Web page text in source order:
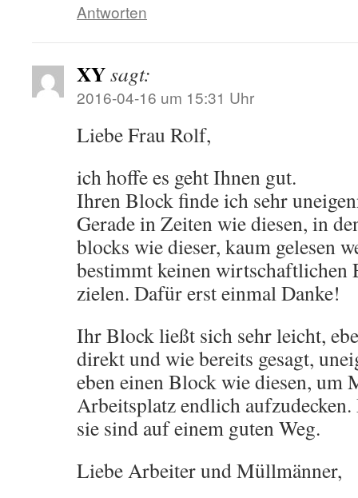
Antworten
XYsagt:
2016-04-16 um 15:31 Uhr
Liebe Frau Rolf,
ich hoffe es geht Ihnen gut.
Ihren Block finde ich sehr
Gerade in Zeiten wie diesen, in
blocks wie dieser, kaum gelesen
bestimmt keinen wirtschaftlichen
zielen. Dafür erst einmal Danke!
Ihr Block ließt sich sehr leicht,
direkt und wie bereits gesagt,
eben einen Block wie diesen, um
Arbeitsplatz endlich
sie sind auf einem guten Weg.
Liebe Arbeiter und Müllmänner,